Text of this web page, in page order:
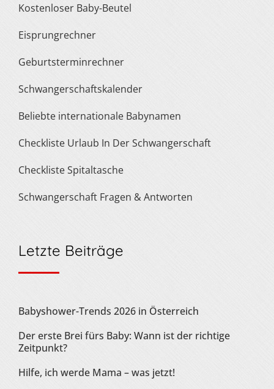
Kostenloser Baby-Beutel
Eisprungrechner
Geburtsterminrechner
Schwangerschaftskalender
Beliebte internationale Babynamen
Checkliste Urlaub In Der Schwangerschaft
Checkliste Spitaltasche
Schwangerschaft Fragen & Antworten
Letzte Beiträge
Babyshower-Trends 2026 in Österreich
Der erste Brei fürs Baby: Wann ist der richtige
Zeitpunkt?
Hilfe, ich werde Mama – was jetzt!